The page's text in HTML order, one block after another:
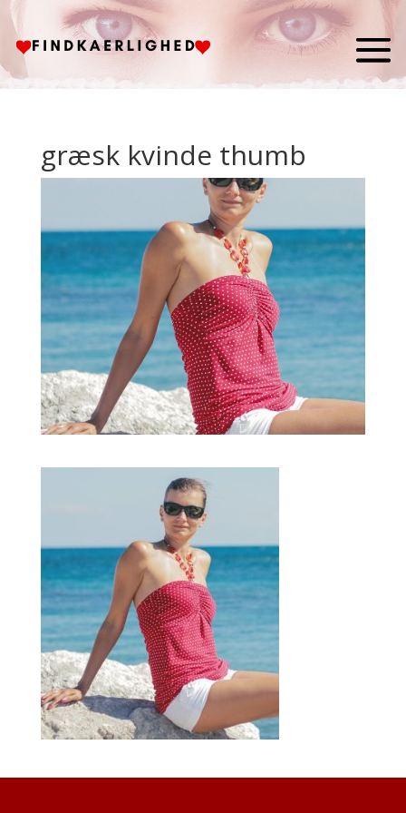
græsk kvinde thumb